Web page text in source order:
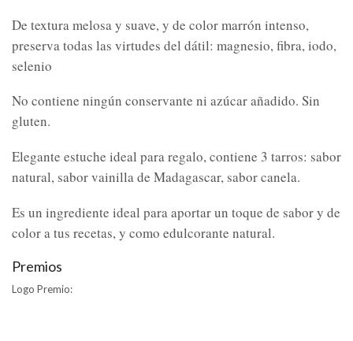
De textura melosa y suave, y de color marrón intenso,
preserva todas las virtudes del dátil: magnesio, fibra, iodo,
selenio
No contiene ningún conservante ni azúcar añadido. Sin
gluten.
Elegante estuche ideal para regalo, contiene 3 tarros: sabor
natural, sabor vainilla de Madagascar, sabor canela.
Es un ingrediente ideal para aportar un toque de sabor y de
color a tus recetas, y como edulcorante natural.
Premios
Logo Premio: